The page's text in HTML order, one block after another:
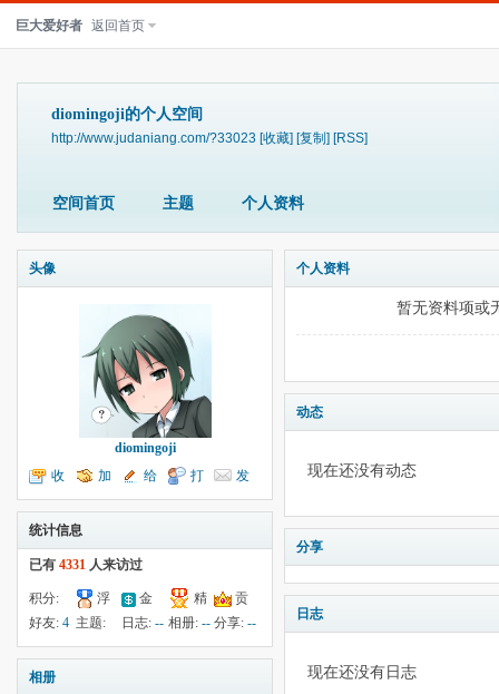
巨大爱好者 返回首页
diomingoji的个人空间
http://www.judaniang.com/?33023 [收藏] [复制] [RSS]
空间首页 主题 个人资料
头像
diomingoji
收
听TA
加
为好友
给
我留言
打
个招呼
发
送消息
统计信息
已有 4331 人来访过
积分:
295
浮
云:
金
钱:402
精
华:--
贡
献:--
好友: 4 主题:
75
日志:-- 相册: -- 分享:--
相册
个人资料
暂无资料项或
动态
现在还没有动态
分享
日志
现在还没有日志